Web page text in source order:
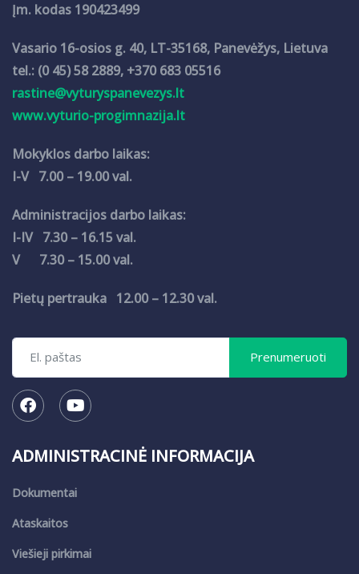
Įm. kodas 190423499
Vasario 16-osios g. 40, LT-35168, Panevėžys, Lietuva
tel.: (0 45) 58 2889, +370 683 05516
rastine@vyturyspanevezys.lt
www.vyturio-progimnazija.lt
Mokyklos darbo laikas:
I-V 7.00 – 19.00 val.
Administracijos darbo laikas:
I-IV 7.30 – 16.15 val.
V 7.30 – 15.00 val.
Pietų pertrauka 12.00 – 12.30 val.
ADMINISTRACINĖ INFORMACIJA
Dokumentai
Ataskaitos
Viešieji pirkimai